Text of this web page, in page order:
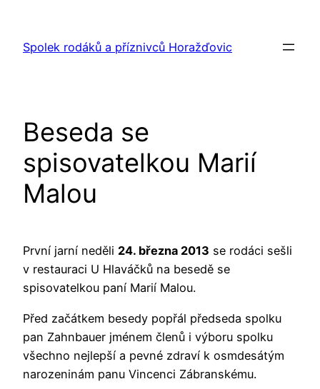
obsah
Spolek rodáků a příznivců Horažďovic
Beseda se
spisovatelkou Marií
Malou
První jarní neděli 24. března 2013 se rodáci sešli
v restauraci U Hlaváčků na besedě se
spisovatelkou paní Marií Malou.
Před začátkem besedy popřál předseda spolku
pan Zahnbauer jménem členů i výboru spolku
všechno nejlepší a pevné zdraví k osmdesátým
narozeninám panu Vincenci Zábranskému.